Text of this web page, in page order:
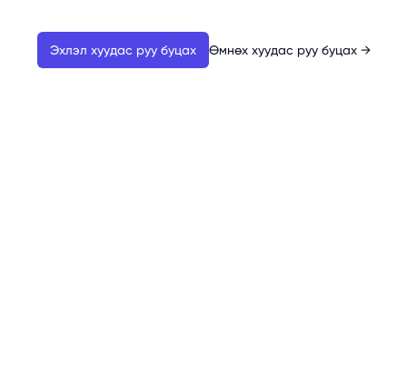
Эхлэл хуудас руу буцах Өмнөх хуудас руу буцах →